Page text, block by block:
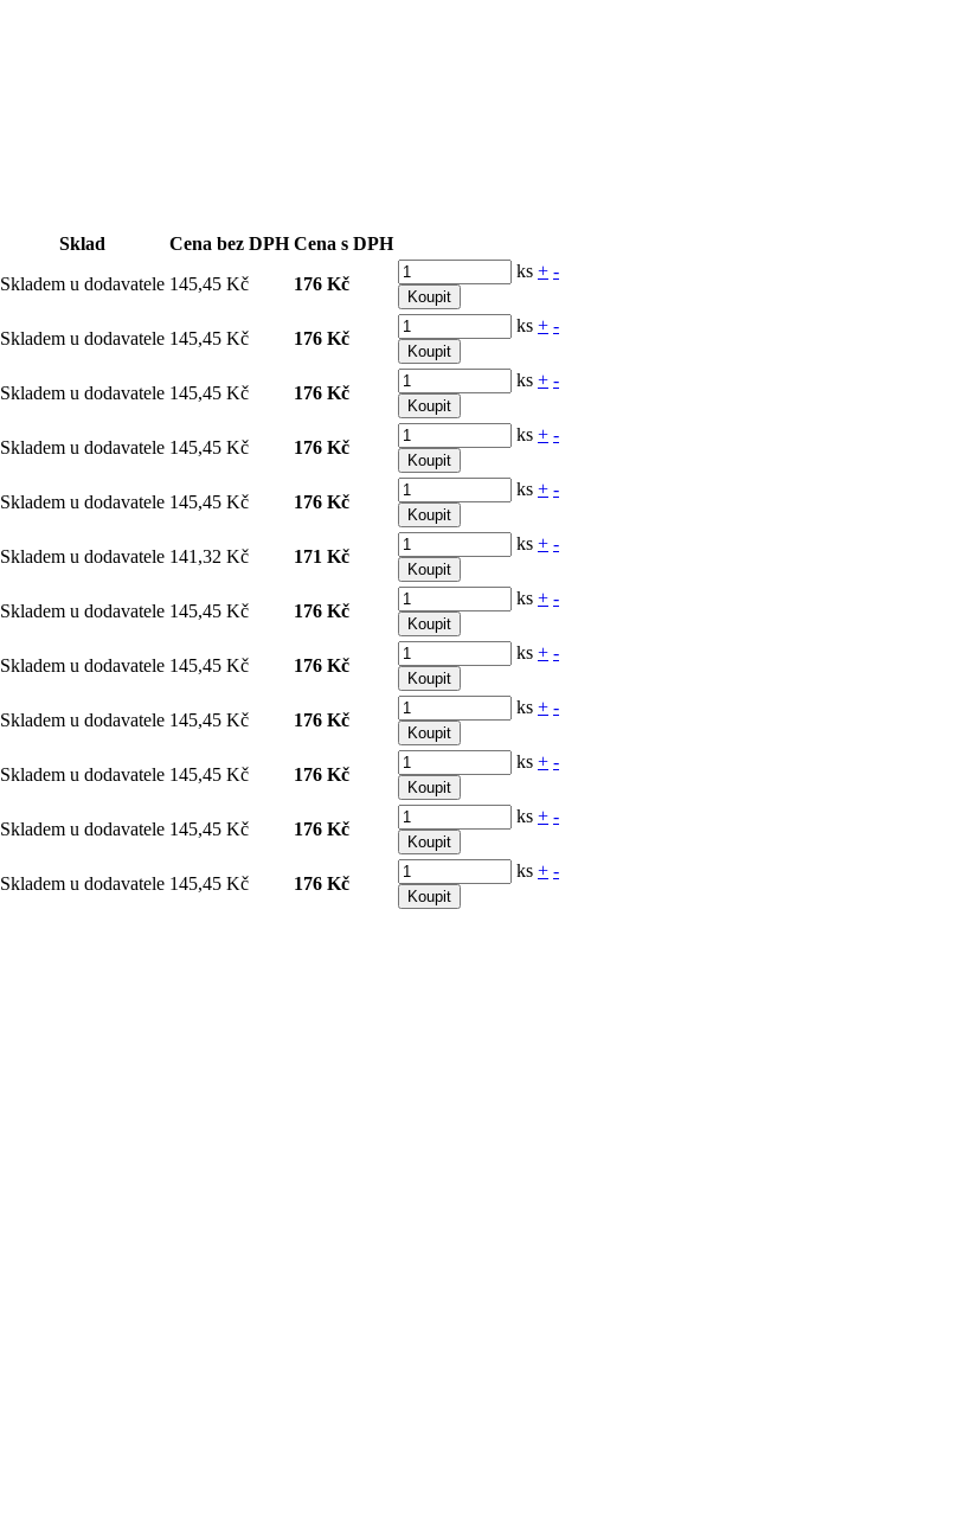
Sklad Cena bez DPH Cena s DPH
Skladem u dodavatele 145,45 Kč 176 Kč
ks + -
Koupit
Skladem u dodavatele 145,45 Kč 176 Kč
ks + -
Koupit
Skladem u dodavatele 145,45 Kč 176 Kč
ks + -
Koupit
Skladem u dodavatele 145,45 Kč 176 Kč
ks + -
Koupit
Skladem u dodavatele 145,45 Kč 176 Kč
ks + -
Koupit
Skladem u dodavatele 141,32 Kč 171 Kč
ks + -
Koupit
Skladem u dodavatele 145,45 Kč 176 Kč
ks + -
Koupit
Skladem u dodavatele 145,45 Kč 176 Kč
ks + -
Koupit
Skladem u dodavatele 145,45 Kč 176 Kč
ks + -
Koupit
Skladem u dodavatele 145,45 Kč 176 Kč
ks + -
Koupit
Skladem u dodavatele 145,45 Kč 176 Kč
ks + -
Koupit
Skladem u dodavatele 145,45 Kč 176 Kč
ks + -
Koupit